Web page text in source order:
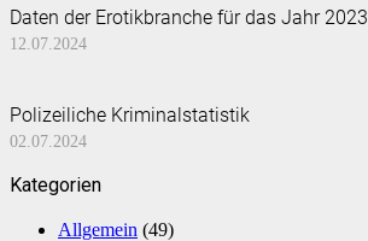
Daten der Erotikbranche für das Jahr 2023
12.07.2024
Polizeiliche Kriminalstatistik
02.07.2024
Kategorien
Allgemein (49)